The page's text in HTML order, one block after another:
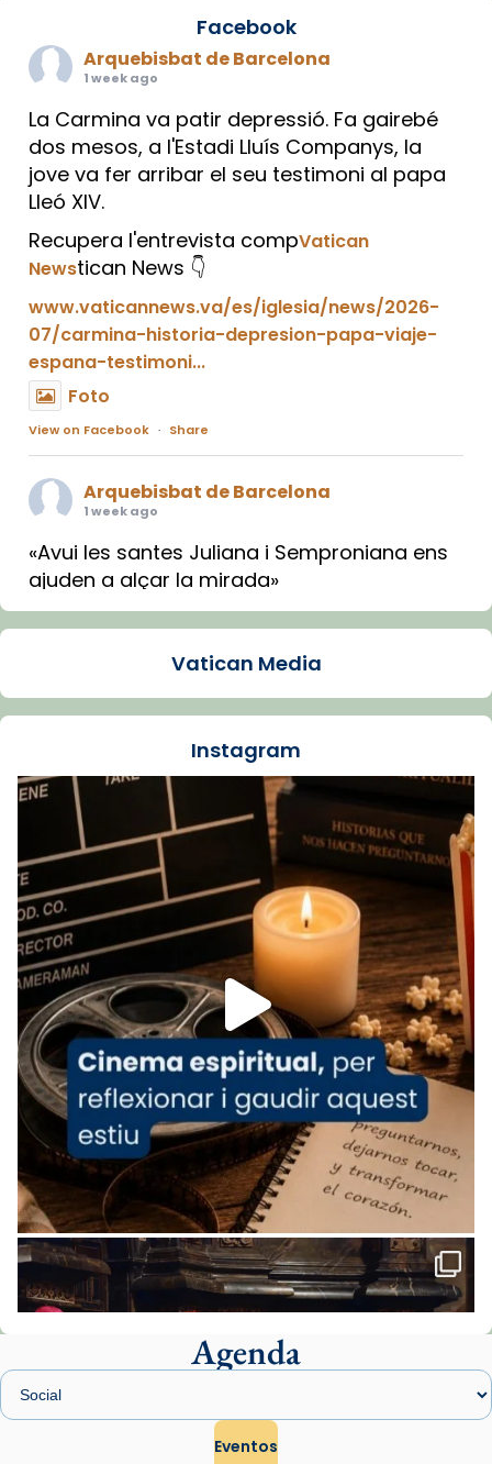
Facebook
Arquebisbat de Barcelona
1 week ago
La Carmina va patir depressió. Fa gairebé
dos mesos, a l'Estadi Lluís Companys, la
jove va fer arribar el seu testimoni al papa
Lleó XIV.
Recupera l'entrevista compVatican
Newstican News 👇
www.vaticannews.va/es/iglesia/news/2026-
07/carmina-historia-depresion-papa-viaje-
espana-testimoni...
Foto
View on Facebook · Share
Arquebisbat de Barcelona
1 week ago
«Avui les santes Juliana i Semproniana ens
ajuden a alçar la mirada»
Mons. Sergi Gordo, bisbe de Tortosa, ha
Santes de Mataró.
🔗tinyurl.com/cvu5jmbk
Foto
View on Facebook Share
Arquebisbat de Barcelonais at Catedral
de Barcelona.
1 week ago
Aquest dilluns, 27 de juliol, ha tingut lloc la
missa d’acció de gràcies en agraïment al
comitè organitzador de la visita apostòlica
del Sant Pare Lleó XIV a Barcelona, i als
col·laboradors, a la Catedral de Barcelona.
L’arquebisbe de Barcelona, el cardenal Joan
Josep Omella, ha presidit la missa i l’ha
concelebrat el bisbe auxiliar de Barcelona,
Mons. David Abadías.
📸 Dr. G. Simón
Foto
View on Facebook Share
Arquebisbat de Barcelona
1 week ago
Memòria de les santes Juliana i
Semproniana, verges i màrtirs.
Vatican Media
Instagram
Agenda
Eventos